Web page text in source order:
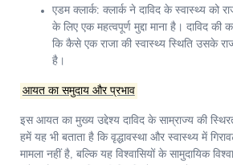
एडम क्लार्क: क्लार्क ने दाविद के स्वास्थ्य को
के लिए एक महत्वपूर्ण मुद्दा माना है। दाविद की
कि कैसे एक राजा की स्वास्थ्य स्थिति उसके
है।
आयत का समुदाय और प्रभाव
इस आयत का मुख्य उद्देश्य दाविद के साम्राज्य की
हमें यह भी बताता है कि वृद्धावस्था और स्वास्थ्य में
मामला नहीं है, बल्कि यह विश्वासियों के सामुदायिक